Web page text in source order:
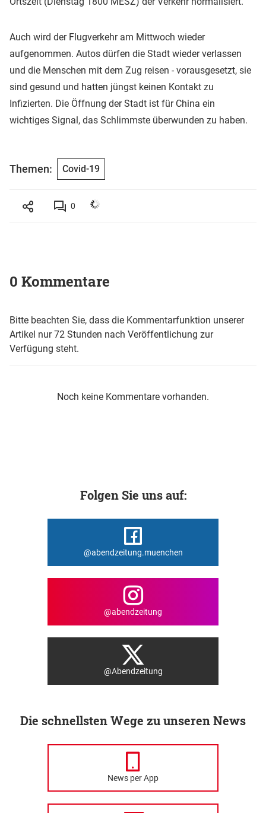
Auch wird der Flugverkehr am Mittwoch wieder
aufgenommen. Autos dürfen die Stadt wieder verlassen
und die Menschen mit dem Zug reisen - vorausgesetzt, sie
sind gesund und hatten jüngst keinen Kontakt zu
Infizierten. Die Öffnung der Stadt ist für China ein
wichtiges Signal, das Schlimmste überwunden zu haben.
Themen: Covid-19
0
0 Kommentare
Bitte beachten Sie, dass die Kommentarfunktion unserer
Artikel nur 72 Stunden nach Veröffentlichung zur
Verfügung steht.
Noch keine Kommentare vorhanden.
Folgen Sie uns auf:
@abendzeitung.muenchen
@abendzeitung
@Abendzeitung
Die schnellsten Wege zu unseren News
News per App